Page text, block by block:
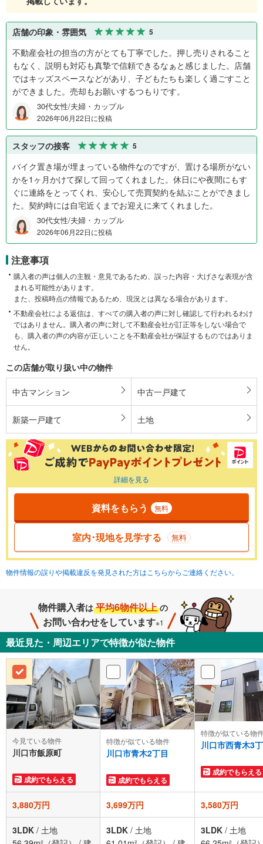
店舗の印象・雰囲気 5
不動産会社の担当の方がとても丁寧でした。押し売りされること
もなく、説明も対応も真摯で信頼できるなぁと感じました。店舗
ではキッズスペースなどがあり、子どもたちも楽しく過ごすこと
ができました。売却もお願いするつもりです。
30代女性/夫婦・カップル
2026年06月22日に投稿
スタッフの接客 5
バイク置き場が埋まっている物件なのですが、置ける場所がない
かを1ヶ月かけて探して回ってくれました。休日にや夜間にもす
ぐに連絡をとってくれ、安心して売買契約を結ぶことができまし
た。契約時には自宅近くまでお迎えに来てくれました。
30代女性/夫婦・カップル
2026年06月22日に投稿
注意事項
購入者の声は個人の主観・意見であるため、誤った内容・大げさな表現が含
まれる可能性があります。
また、投稿時点の情報であるため、現況とは異なる場合があります。
不動産会社による返信は、すべての購入者の声に対し確認して行われるわけ
ではありません。購入者の声に対して不動産会社が訂正等をしない場合で
も、購入者の声の内容が正しいことを不動産会社が保証するものではありま
せん。
この店舗が取り扱い中の物件
中古マンション 中古一戸建て
新築一戸建て 土地
詳細を見る
資料をもらう 無料
室内･現地を見学する 無料
物件情報の誤りや掲載違反を発見された方はこちらからご連絡ください。
物件購入者は 平均6物件以上 の
お問い合わせをしています※1
最近見た・周辺エリアで特徴が似た物件
今見ている物件
川口市飯原町
成約でもらえる
特徴が似ている物件
川口市青木2丁目
成約でもらえる
特徴が似ている物
川口市西青木3
成約でもらえる
3,880万円 3,699万円 3,580万円
3LDK / 土地
3LDK / 土地
3LDK / 土地